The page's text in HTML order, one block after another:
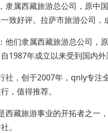
隶属西藏旅游总公司，原中
致好评。拉萨市旅游公司，
他们隶属西藏旅游总公司，
1987年成立以来受到国内外
社，创于2007年，qnly专注
，值得推荐。
西藏旅游事业的开拓者之一
。